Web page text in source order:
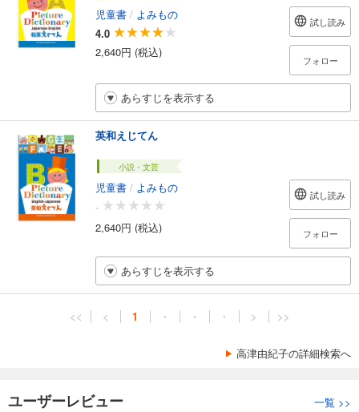
児童書 / よみもの
4.0
2,640円 (税込)
試し読み
フォロー
あらすじを表示する
英和えじてん
小説・文芸
児童書 / よみもの
-
2,640円 (税込)
試し読み
フォロー
あらすじを表示する
<< < 1 ・ ・ ・ > >>
高津由紀子の詳細検索へ
ユーザーレビュー 一覧 >>